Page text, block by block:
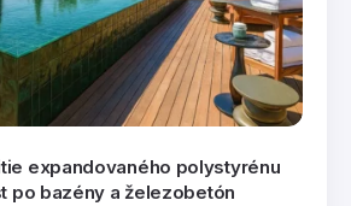
expandovaného polystyrénu
po bazény a železobetón